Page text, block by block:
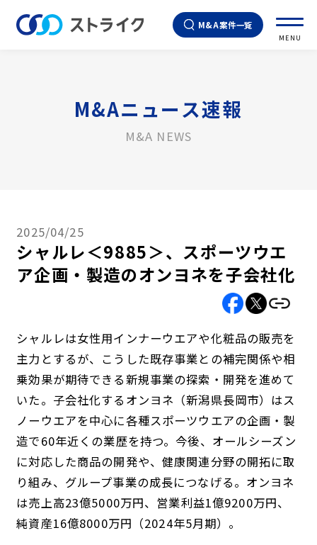
M&A案件一覧
MENU
M&Aニュース速報
M&A NEWS
2025/04/25
シャルレ＜9885＞、スポーツウエ
ア企画・製造のオンヨネを子会社化
シャルレは女性用インナーウエアや化粧品の販売を
主力とするが、こうした既存事業との補完関係や相
乗効果が期待できる新規事業の探索・開発を進めて
いた。子会社化するオンヨネ（新潟県長岡市）はス
ノーウエアを中心に各種スポーツウエアの企画・製
造で60年近くの業歴を持つ。今後、オールシーズン
に対応した商品の開発や、健康関連分野の開拓に取
り組み、グループ事業の成長につなげる。オンヨネ
は売上高23億5000万円、営業利益1億9200万円、
純資産16億8000万円（2024年5月期）。